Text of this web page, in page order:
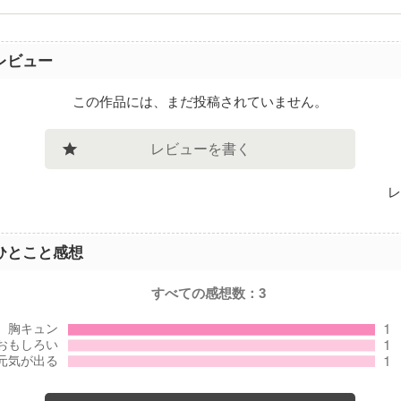
ビュー
この作品には、まだ投稿されていません。
レビューを書く
とこと感想
すべての感想数：3